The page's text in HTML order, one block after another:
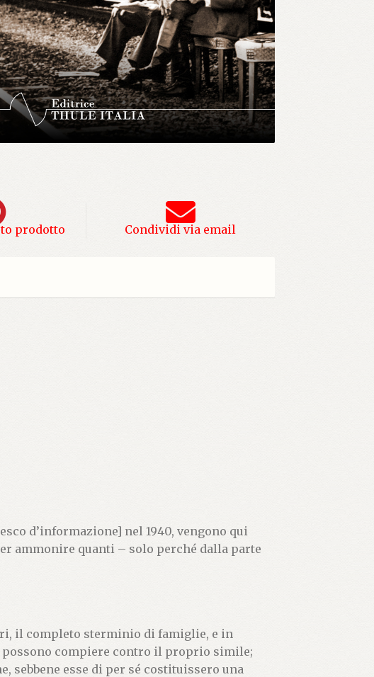
prodotto Condividi via email
d’informazione] nel 1940, vengono qui
ammonire quanti – solo perché dalla parte
il completo sterminio di famiglie, e in
possono compiere contro il proprio simile;
sebbene esse di per sé costituissero una